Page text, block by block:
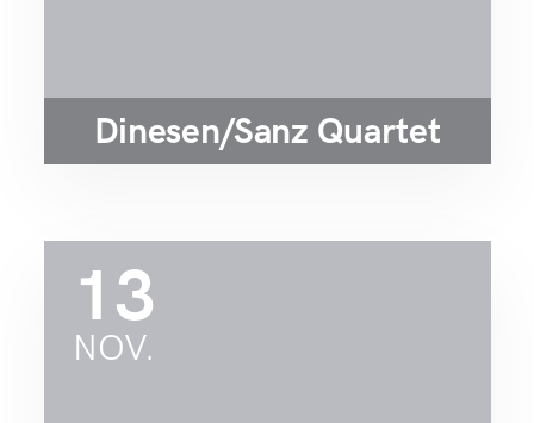
Dinesen/Sanz Quartet
13
NOV.